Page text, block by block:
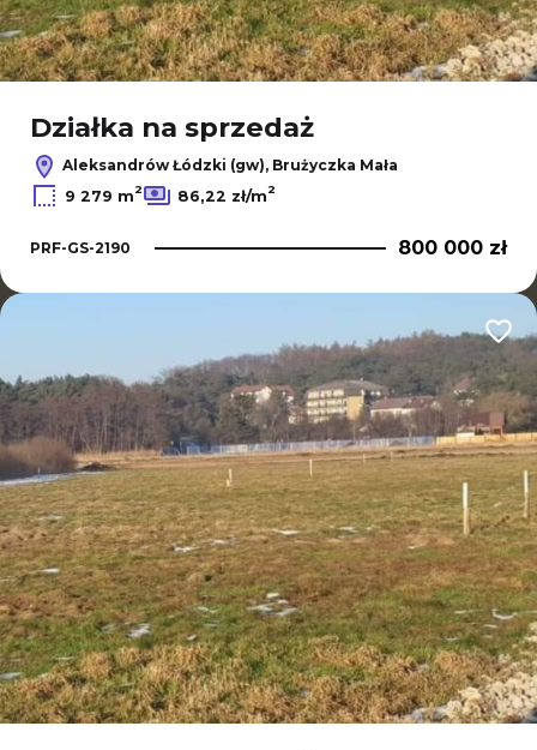
Działka na sprzedaż
Aleksandrów Łódzki (gw), Brużyczka Mała
9 279 m2 86,22 zł/m2
PRF-GS-2190 800 000 zł